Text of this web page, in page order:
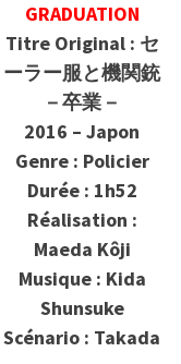
GRADUATION
Titre Original : セ
ーラー服と機関銃
－卒業－
2016 – Japon
Genre : Policier
Durée : 1h52
Réalisation :
Maeda Kôji
Musique : Kida
Shunsuke
Scénario : Takada